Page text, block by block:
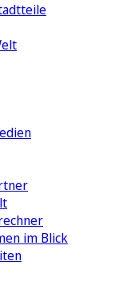
im Blick